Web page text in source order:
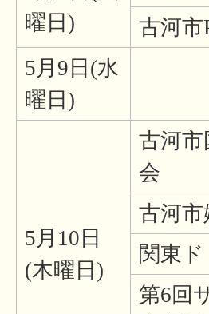
曜日)
古河市
5月9日(水
曜日)
5月10日
(木曜日)
古河
会
古河
関東
第6回